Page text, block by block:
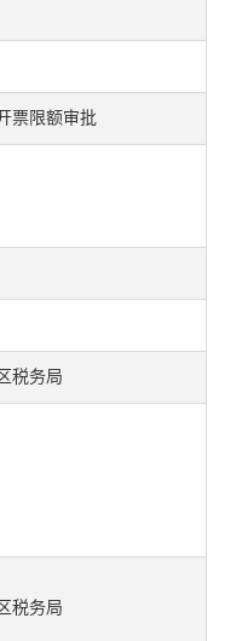
票限额审批
税务局
税务局